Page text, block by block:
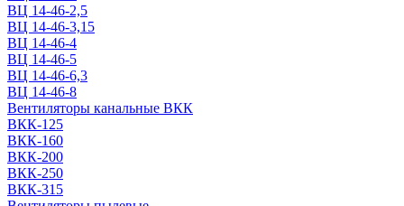
ВЦ 14-46-2,5
ВЦ 14-46-3,15
ВЦ 14-46-4
ВЦ 14-46-5
ВЦ 14-46-6,3
ВЦ 14-46-8
Вентиляторы канальные ВКК
ВКК-125
ВКК-160
ВКК-200
ВКК-250
ВКК-315